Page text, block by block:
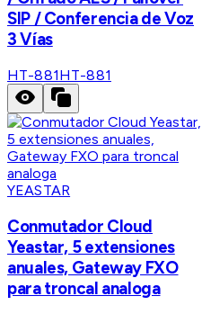
SIP / Conferencia de Voz
3 Vías
HT-881HT-881
YEASTAR
Conmutador Cloud
Yeastar, 5 extensiones
anuales, Gateway FXO
para troncal analoga